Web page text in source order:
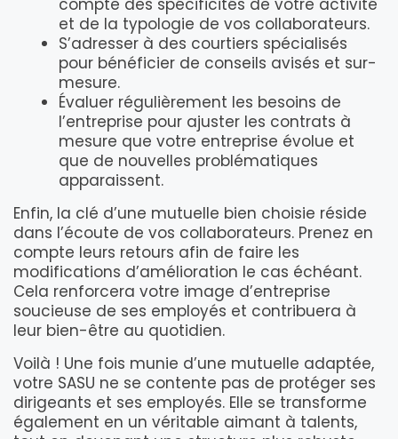
compte des spécificités de votre activité
et de la typologie de vos collaborateurs.
S’adresser à des courtiers spécialisés
pour bénéficier de conseils avisés et sur-
mesure.
Évaluer régulièrement les besoins de
l’entreprise pour ajuster les contrats à
mesure que votre entreprise évolue et
que de nouvelles problématiques
apparaissent.
Enfin, la clé d’une mutuelle bien choisie réside
dans l’écoute de vos collaborateurs. Prenez en
compte leurs retours afin de faire les
modifications d’amélioration le cas échéant.
Cela renforcera votre image d’entreprise
soucieuse de ses employés et contribuera à
leur bien-être au quotidien.
Voilà ! Une fois munie d’une mutuelle adaptée,
votre SASU ne se contente pas de protéger ses
dirigeants et ses employés. Elle se transforme
également en un véritable aimant à talents,